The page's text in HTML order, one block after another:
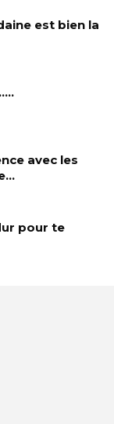
est bien la
avec les
pour te